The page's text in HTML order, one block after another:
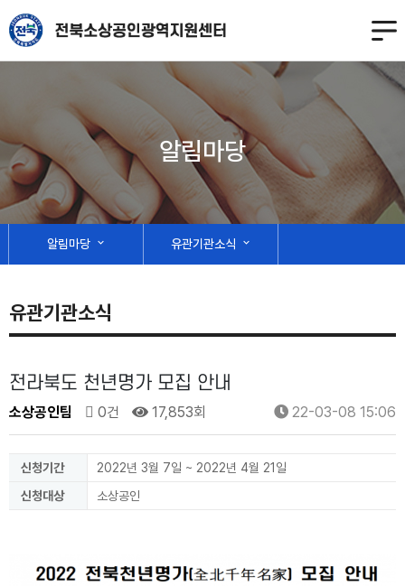
알림마당
알림마당 expand_more 유관기관소식 expand_more
유관기관소식
전라북도 천년명가 모집 안내
소상공인팀 0건 17,853회 22-03-08 15:06
신청기간
2022년 3월 7일 ~ 2022년 4월 21일
신청대상
소상공인